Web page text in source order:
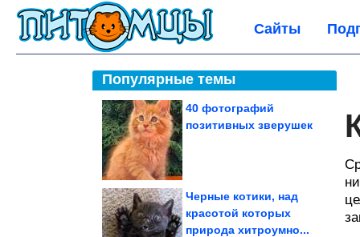
Сайты
Популярные темы
40 фотографий
позитивных зверушек
Черные котики, над
красотой которых
природа хитроумно...